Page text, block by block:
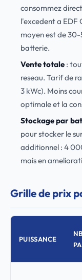
consommez
l'excedent a
moyen est de
batterie.
Vente totale:
reseau. Tarif de
3 kWc). Moins
optimale et la
Stockage par
pour stocker le
additionnel : 4
mais en
Grille de prix
PUISSANCE
NB